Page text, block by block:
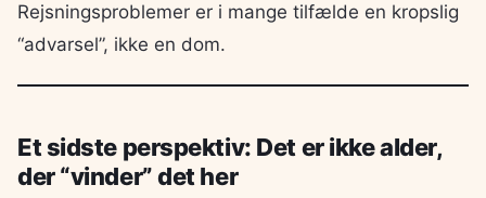
Rejsningsproblemer er i mange tilfælde en kropslig
“advarsel”, ikke en dom.
Et sidste perspektiv: Det er ikke alder,
der “vinder” det her